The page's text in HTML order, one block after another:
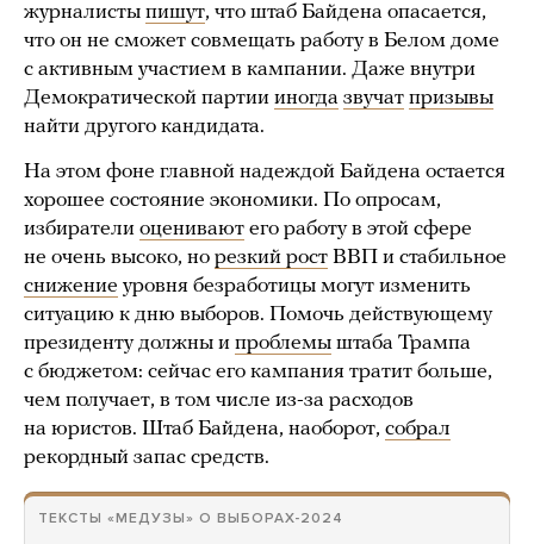
журналисты пишут, что штаб Байдена опасается,
что он не сможет совмещать работу в Белом доме
с активным участием в кампании. Даже внутри
Демократической партии иногда звучат призывы
найти другого кандидата.
На этом фоне главной надеждой Байдена остается
хорошее состояние экономики. По опросам,
избиратели оценивают его работу в этой сфере
не очень высоко, но резкий рост ВВП и стабильное
снижение уровня безработицы могут изменить
ситуацию к дню выборов. Помочь действующему
президенту должны и проблемы штаба Трампа
с бюджетом: сейчас его кампания тратит больше,
чем получает, в том числе из-за расходов
на юристов. Штаб Байдена, наоборот, собрал
рекордный запас средств.
ТЕКСТЫ «МЕДУЗЫ» О ВЫБОРАХ-2024